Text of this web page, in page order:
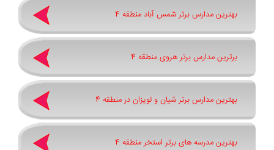
بهترین مدارس برتر شمس آباد منطقه 4
برترین مدارس برتر هروی منطقه 4
بهترین مدارس برتر شیان و لویزان در منطقه 4
بهترین مدرسه های برتر استخر منطقه 4